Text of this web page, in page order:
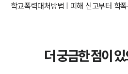
학교폭력대처방법 | 피해 신고부터 학
더 궁금한 점이